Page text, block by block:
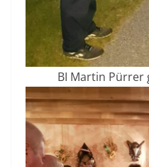
BI Martin Pürrer